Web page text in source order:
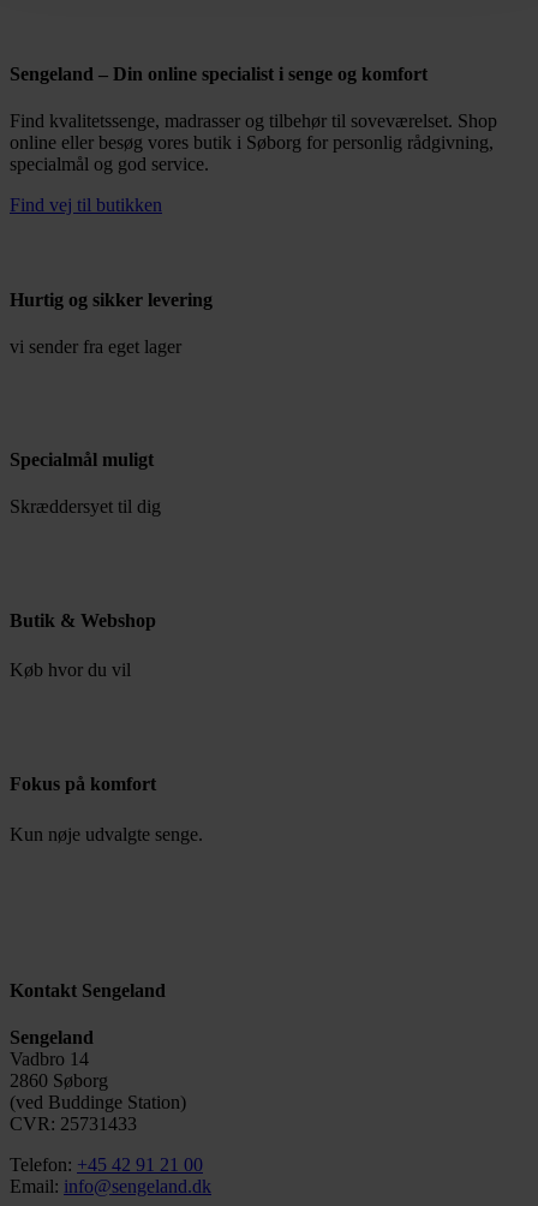
Sengeland – Din online specialist i senge og komfort
Find kvalitetssenge, madrasser og tilbehør til soveværelset. Shop
online eller besøg vores butik i Søborg for personlig rådgivning,
specialmål og god service.
Find vej til butikken
Hurtig og sikker levering
vi sender fra eget lager
Specialmål muligt
Skræddersyet til dig
Butik & Webshop
Køb hvor du vil
Fokus på komfort
Kun nøje udvalgte senge.
Kontakt Sengeland
Sengeland
Vadbro 14
2860 Søborg
(ved Buddinge Station)
CVR: 25731433
Telefon: +45 42 91 21 00
Email: info@sengeland.dk